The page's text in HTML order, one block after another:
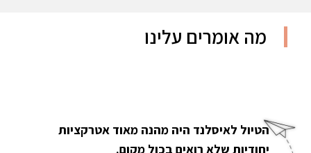
מה אומרים עלינו
הטיול לאיסלנד היה מהנה מאוד אטרקציות
יחודיות שלא רואים בכול מקום.